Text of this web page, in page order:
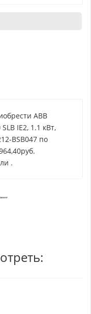
ABB
IE2, 1.1 кВт,
BSB047 по
.